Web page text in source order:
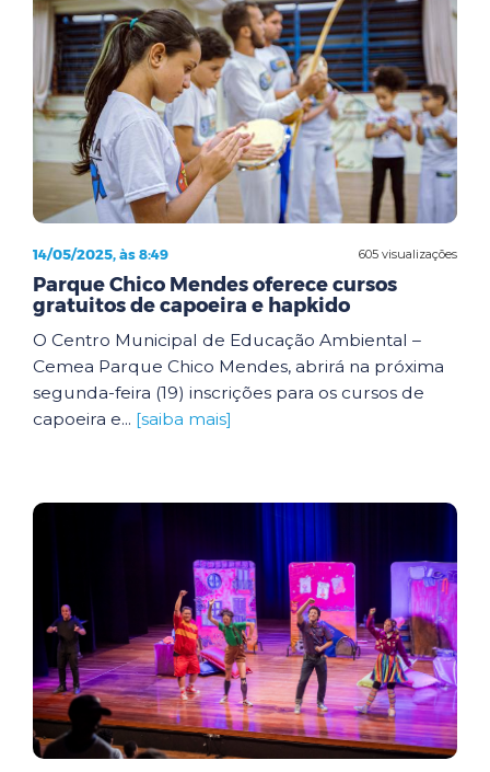
605 visualizações
14/05/2025, às 8:49
Parque Chico Mendes oferece cursos
gratuitos de capoeira e hapkido
O Centro Municipal de Educação Ambiental –
Cemea Parque Chico Mendes, abrirá na próxima
segunda-feira (19) inscrições para os cursos de
capoeira e... [saiba mais]